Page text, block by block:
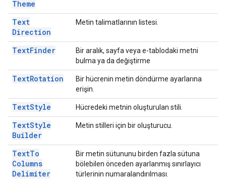
Theme
Text
Direction
Metin talimatlarının listesi.
TextFinder
Bir aralık, sayfa veya e-tablodaki metni
bulma ya da değiştirme
TextRotation
Bir hücrenin metin döndürme ayarlarına
erişin.
TextStyle Hücredeki metnin oluşturulan stili.
TextStyle
Builder
Metin stilleri için bir oluşturucu.
TextTo
Columns
Delimiter
Bir metin sütununu birden fazla sütuna
bölebilen önceden ayarlanmış sınırlayıcı
türlerinin numaralandırılması.